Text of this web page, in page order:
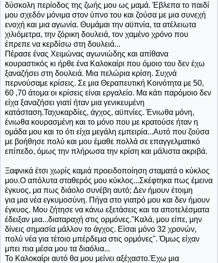
δύσκολη περίοδος της ζωής μου ως μαμά. Έβλεπα το παιδί
μου σχεδόν μόνιμα στον ύπνο του και ζούσα με μια συνεχή
ενοχή και μια αγωνία. Θυμάμαι την αϋπνία, τα ατέλειωτα
χιλιόμετρα, την ζόρικη δουλειά, τον χαμένο χρόνο που
έπρεπε να κερδίσω στη δουλειά...
Πέρασε ένας Χειμώνας αγωνιώδης και απίθανα
κουραστικός κι ήρθε ένα Καλοκαίρι που όμοιο του δεν έχω
ξαναζήσει στη δουλειά. Μια πελώρια κρίση. Συχνά
περνούσαμε κρίσεις. Σε μια Θεραπευτική Κοινότητα με 50,
60 ,70 άτομα οι κρίσεις είναι εργαλείο. Μα κάτι παρόμοιο δεν
είχα ξαναζήσει γιατί ήταν μια γενικευμένη
κατάσταση.Ταχυκαρδίες, άγχος, αϋπνίες. Ένιωθα μόνη,
ένιωθα κουρασμένη και το μόνο που με κρατούσε ήταν η
ομάδα μου και το ότι είχα μεγάλη εμπειρία...Αυτό που ζούσα
με βοήθησε πολύ και μου έμαθε πολλά σε επαγγελματικό
επίπεδο, όμως την πλήρωσα την κρίση και μάλιστα ακριβά.
Ξαφνικά έτσι χωρίς καμιά προειδοποίηση σταματά ο κύκλος
μου.Ο απόλυτα σταθερός μου κύκλος...Σκέφτηκα πως έμεινα
έγκυος, μα πως διάολο συνέβη αυτό; Δεν ήμουν έτοιμη
για μια νέα εγκυμοσύνη. Πήγα στο γιατρό μου και δεν ήμουν
έγκυος. Μου ζήτησε να κάνω εξετάσεις και τα αποτελέσματα
έδειξαν μια...διαταραχή στις ορμόνες."Καλά, μου είπε, μην
δίνεις σημασία μάλλον το άγχος. Είσαι μόνο 32 χρονών,
πολύ νέα για τέτοιο μπέρδεμα στις ορμόνες". Όμως είχαν
μπει πια μέσα μου τα διαόλια...
Το Καλοκαίρι αυτό θα μου μείνει αξέχαστο.Έχω μια